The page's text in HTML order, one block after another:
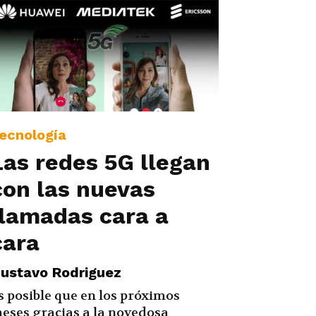
redes 5G llegan
las nuevas
cara a
Rodriguez
posible que en los próximos